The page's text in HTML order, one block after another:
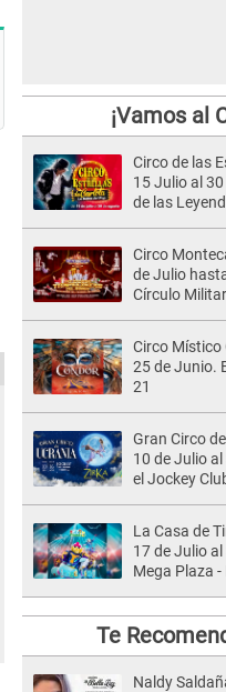
¡Vamos al
Circo de las
15 Julio al
de las
Circo
de Julio
Círculo
Circo Místico
25 de Junio.
21
Gran Circo
10 de Julio
el Jockey
La Casa de
17 de Julio
Mega Plaza
Te
Naldy